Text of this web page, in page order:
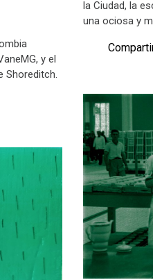
y el
Shoreditch.
la Ciudad, la
una ociosa y